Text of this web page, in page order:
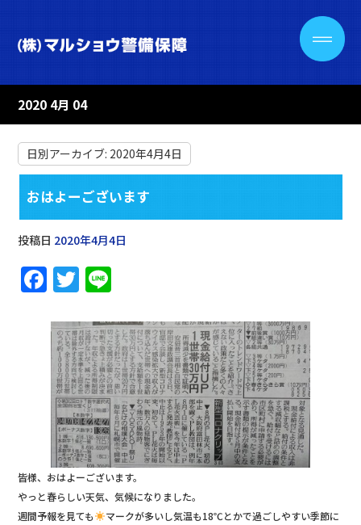
2020 4月 04
日別アーカイブ: 2020年4月4日
おはよーございます
投稿日 2020年4月4日
F
a
c
e
b
o
o
k
T
w
it
te
r
e
皆様、おはよーございます。
やっと春らしい天気、気候になりました。
週間予報を見ても
マークが多いし気温も18℃とかで過ごしやすい季節に